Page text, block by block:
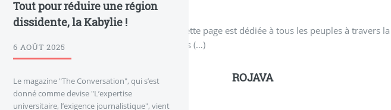
Cette page est dédiée à tous les peuples à
les (…)
ROJAVA
Tout pour réduire une région
dissidente, la Kabylie !
6 AOÛT 2025
Le magazine "The Conversation", qui s’est
donné comme devise "L’expertise
universitaire, l’exigence journalistique", vient